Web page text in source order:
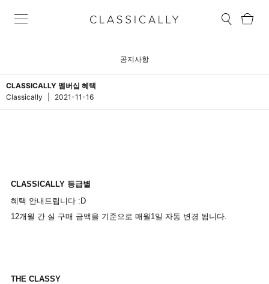
공지사항
CLASSICALLY 멤버십 혜택
Classically
2021-11-16
CLASSICALLY 등급별
혜택 안내드립니다 :D
12개월 간 실 구매 금액을 기준으로 매월1일 자동 변경 됩니다.
THE CLASSY